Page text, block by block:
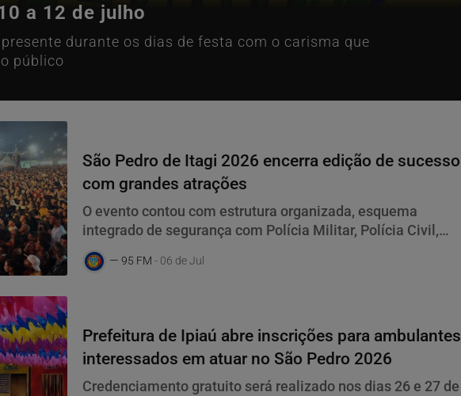
a 12 de julho
durante os dias de festa com o carisma que
público
São Pedro de Itagi 2026 encerra edição de sucesso
com grandes atrações
O evento contou com estrutura organizada, esquema
integrado de segurança com Polícia Militar, Polícia Civil,
Guarda Municipal, Corpo de Bombeiros e câmeras de
reconhecimento facial
95 FM - 06 de Jul
Prefeitura de Ipiaú abre inscrições para ambulantes
interessados em atuar no São Pedro 2026
Credenciamento gratuito será realizado nos dias 26 e 27 de